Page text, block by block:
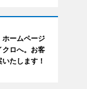
ームページ
ロへ。お客
たします！